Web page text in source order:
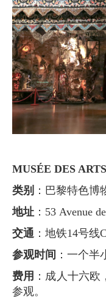
MUSÉE DES
类别 ：巴黎特色博
地址 ：53 Avenue
交通 ：地铁14号线
参观时间 ：一个半
费用 ：成人十六
参观。